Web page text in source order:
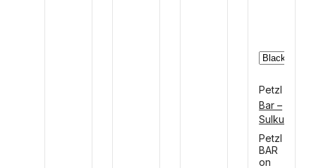
Petzl
Bar –
Sulku
renk
aan
lukitsi
This
product
has
Petzl
BAR
on